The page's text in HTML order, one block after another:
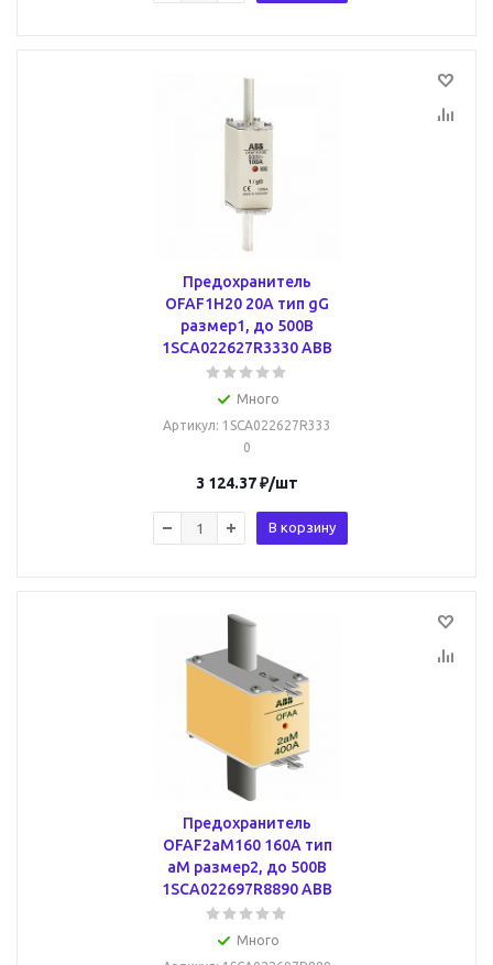
Предохранитель
OFAF1H20 20A тип gG
размер1, до 500В
1SCA022627R3330 ABB
Много
Артикул: 1SCA022627R333
0
3 124.37₽/шт
В корзину
Предохранитель
OFAF2aM160 160A тип
аМ размер2, до 500В
1SCA022697R8890 ABB
Много